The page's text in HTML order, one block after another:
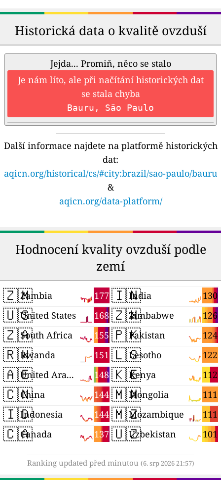
Historická data o kvalitě ovzduší
Jejda... Promiň, něco se stalo
Je nám líto, ale při načítání historických dat
se stala chyba
Bauru, São Paulo
Další informace najdete na platformě historických
dat:
aqicn.org/historical/cs/#city:brazil/sao-paulo/bauru
&
aqicn.org/data-platform/
Hodnocení kvality ovzduší podle
zemí
🇿🇲 177
Zambia
🇺🇸 168
United States
🇿🇦 155
South Africa
🇷🇼 151
Rwanda
🇦🇪 148
United Arab Emirates
🇨🇳 144
China
🇮🇩 144
Indonesia
🇨🇦 137
Canada
🇮🇳 130
India
🇿🇼 126
Zimbabwe
🇵🇰 124
Pakistan
🇱🇸 122
Lesotho
🇰🇪 112
Kenya
🇲🇳 111
Mongolia
🇲🇿 111
Mozambique
🇺🇿 101
Uzbekistan
Ranking updated před minutou (6. srp 2026 21:57)